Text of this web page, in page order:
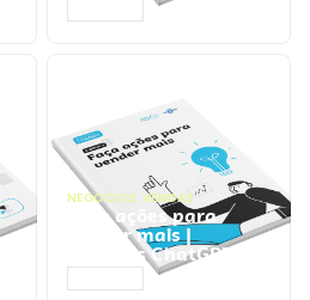
NEGÓCIOS, VENDAS
Faça ações para
vender mais |
Prompts ChatGPT